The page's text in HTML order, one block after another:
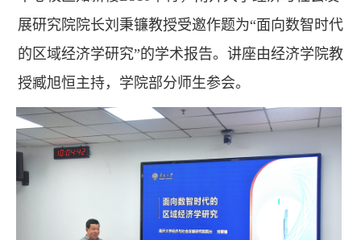
展研究院院长刘秉镰教授受邀作题为“面向数智时代
的区域经济学研究”的学术报告。讲座由经济学院教
授臧旭恒主持，学院部分师生参会。